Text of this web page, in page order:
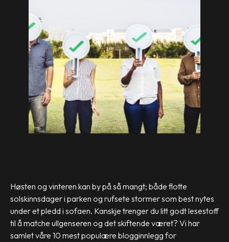
Høsten og vinteren kan by på så mangt; både flotte
solskinnsdager i parken og rufsete stormer som best nytes
under et pledd i sofaen. Kanskje trenger du litt godt lesestoff
til å matche ullgenseren og det skiftende været? Vi har
samlet våre 10 mest populære blogginnlegg for